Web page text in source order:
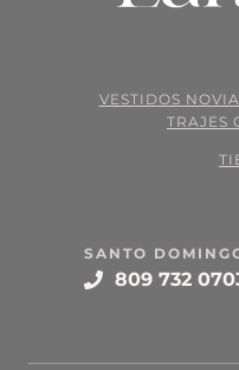
VESTIDOS
TRAJES
SANTO
809 732